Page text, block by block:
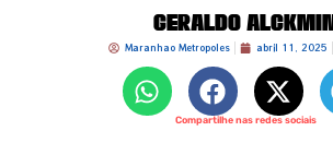
Geraldo Alckmin
Maranhao Metropoles abril 11, 2025
Compartilhe nas redes sociais